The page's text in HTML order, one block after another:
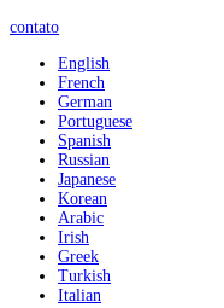
contato
English
French
German
Portuguese
Spanish
Russian
Japanese
Korean
Arabic
Irish
Greek
Turkish
Italian